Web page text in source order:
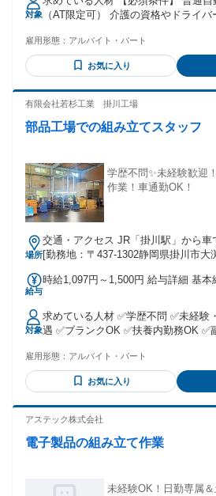
対象
（AT限定可） 介護の資格やドライ
けられる方 ・利用者さんに丁寧な挨
しい介助よりも「運転」で人の役に立ちたい方
な方々が活躍中！】 Wワーカーさん
け復帰。 40代・50代の方： 「体力仕
雇用形態： アルバイト・パート
お気に入り
有限会社若杉工業 掛川工場
部品工場での組み立てスタッフ
学歴不問✨未経験歓迎
作業！車通勤OK！
場所
交通・アクセス JR「掛川駅」から車
[勤務地：〒437-1302静岡県掛川市大
給与
時給1,097円～1,500円 給与詳細 基本
対象
求めている人材 ✅学歴不問 ✅未経験
遇 ✅ブランクOK ✅扶養内勤務OK ✅副業・WワークOK ✅フ
ツコツ・モクモク作業が好きな方 ⭐
に挑戦したい方 ⭐家庭やプライベー
⭐短時間勤務で無理なく働きたい方
業を丁寧に進められる方 ⭐長く安定
雇用形態： アルバイト・パート
お気に入り
アステック株式会社
電子製品の組み立て作業
未経験OK！日勤専属